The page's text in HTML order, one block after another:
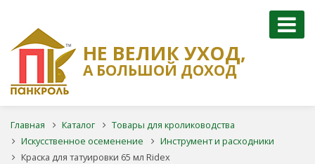
НЕ ВЕЛИК УХОД,
А БОЛЬШОЙ ДОХОД
Главная Каталог
Товары для кролиководства
Искусственное осеменение
Инструмент и расходники
Краска для татуировки 65 мл Ridex